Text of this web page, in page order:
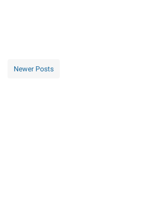
Newer Posts